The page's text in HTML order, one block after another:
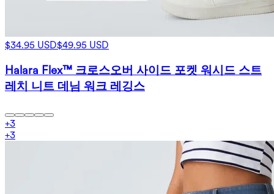
$34.95 USD$49.95 USD
Halara Flex™ 크로스오버 사이드 포켓 워시드 스트
레치 니트 데님 워크 레깅스
+3
+3